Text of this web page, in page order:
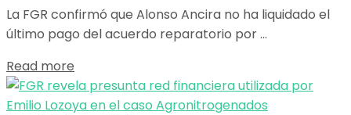
La FGR confirmó que Alonso Ancira no ha liquidado el
último pago del acuerdo reparatorio por ...
Read more